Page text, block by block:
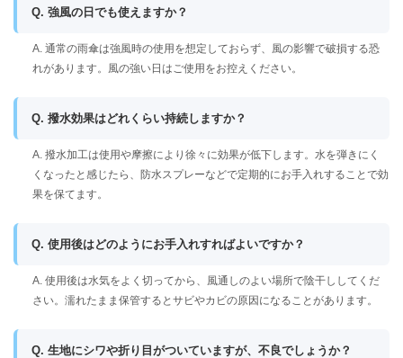
Q. 強風の日でも使えますか？
A. 通常の雨傘は強風時の使用を想定しておらず、風の影響で破損する恐
れがあります。風の強い日はご使用をお控えください。
Q. 撥水効果はどれくらい持続しますか？
A. 撥水加工は使用や摩擦により徐々に効果が低下します。水を弾きにく
くなったと感じたら、防水スプレーなどで定期的にお手入れすることで効
果を保てます。
Q. 使用後はどのようにお手入れすればよいですか？
A. 使用後は水気をよく切ってから、風通しのよい場所で陰干ししてくだ
さい。濡れたまま保管するとサビやカビの原因になることがあります。
Q. 生地にシワや折り目がついていますが、不良でしょうか？